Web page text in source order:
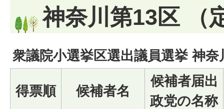
神奈川第13区 （
衆議院小選挙区選出議員選挙 神
得票順 候補者名
候補者届出
政党の名称